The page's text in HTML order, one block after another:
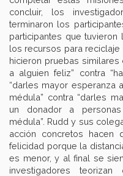
concluir, los
terminaron los
participantes que
los recursos para reciclaje
hicieron pruebas
a alguien feliz” contra
“darles mayor esperanza
médula” contra “darles
un donador a
médula”. Rudd y sus
acción concretos hacen
felicidad porque la
es menor, y al final se
investigadores